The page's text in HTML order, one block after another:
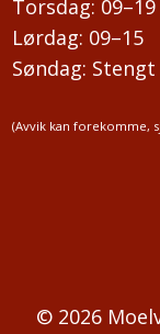
Torsdag: 09–19
Lørdag: 09–15
Søndag: Stengt
(Avvik kan forekomme,
© 2026